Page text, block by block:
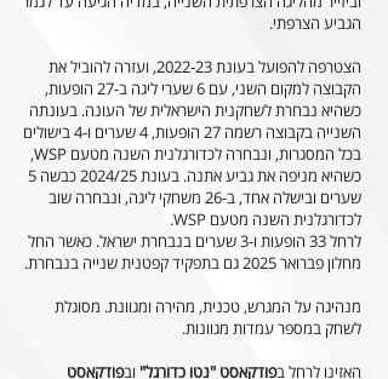
הגביע הצרפתי.
הצטרפה להפועל בעונת 2022-23, ועזרה להוביל את
הקבוצה למקום השני, עם 6 שערי ליגה ב-27 הופעות,
כשהיא נבחרת לשחקנית הישראלית של העונה. בעונתה
השנייה בקבוצה רשמה 27 הופעות, 4 שערים ו-4 בישולים
בכל המסגרות, ונבחרה לכדורגלנית השנה מטעם WSP,
כשהיא מניפה את גביע אתנה. בעונת 2024/25 כבשה 5
שערים ובישלה אחד, ב-26 משחקי ליגה, ונבחרה שוב
לכדורגלנית השנה מטעם WSP.
לרחל 33 הופעות ו-3 שערים בנבחרת ישראל. כאשר החל
מחלון פברואר 2025 גם בתפקיד קפטנית שנייה בנבחרת.
מנהיגה על המגרש, טכנית, מהירה ומגוונת. מסוגלת
לשחק במספר עמדות מגוונות.
האזינו לרחל בפודקאסט "נטו כדורגל" ובפודקאסט